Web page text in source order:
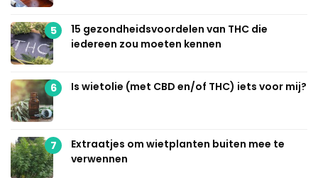
5
15 gezondheidsvoordelen van THC die
iedereen zou moeten kennen
6 Is wietolie (met CBD en/of THC) iets voor mij?
7
Extraatjes om wietplanten buiten mee te
verwennen